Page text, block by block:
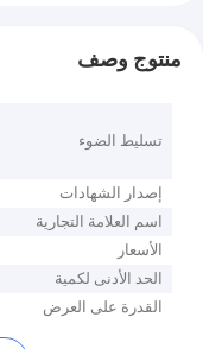
منتوج وصف
تسليط الضوء
إصدار الشهادات
اسم العلامة التجارية
الأسعار
الحد الأدنى لكمية
القدرة على العرض